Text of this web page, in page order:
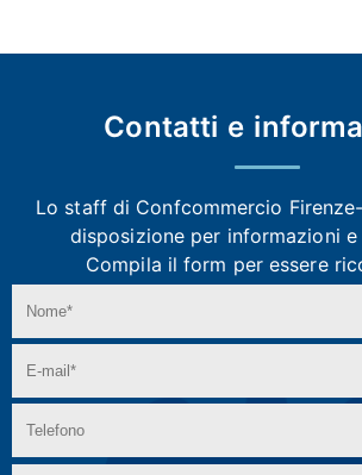
Contatti e
Lo staff di Confcommercio
disposizione per informazioni e
Compila il form per essere